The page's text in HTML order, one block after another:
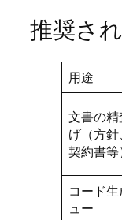
推奨さ
用途
文書の
げ（方針
契約書等
コード
ュー